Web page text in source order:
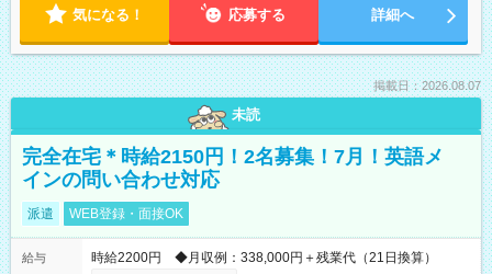
気になる！ 応募する 詳細へ
掲載日：2026.08.07
未読
完全在宅＊時給2150円！2名募集！7月！英語メ
インの問い合わせ対応
派遣 WEB登録・面接OK
給与
時給2200円 ◆月収例：338,000円＋残業代（21日換算）